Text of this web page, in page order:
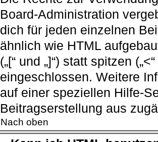
Board-Administration
dich für jeden einzelnen
ähnlich wie HTML
(„[“ und „]“) statt spitzen
eingeschlossen. Weitere
auf einer speziellen Hilfe-
Beitragserstellung aus
Nach oben